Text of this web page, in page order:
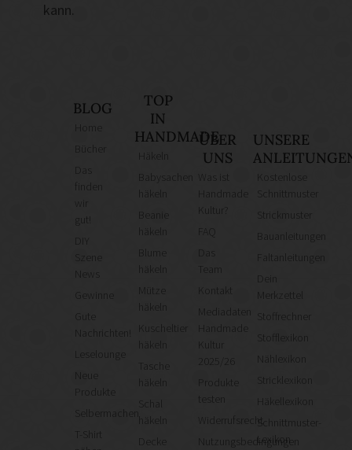
kann.
BLOG
finden
gut!
News
Gute
Nachrichten!
Leselounge
Neue
Produkte
Selbermachen
T-Shirt
TOP
IN
HANDMADE
häkeln
häkeln
Mütze
häkeln
Kuscheltier
häkeln
Tasche
häkeln
ÜBER
UNS
Was ist
Kultur?
Team
Kontakt
Mediadaten
Kultur
2025/26
Produkte
testen
Widerrufsrecht
Nutzungsbedingungen
UNSERE
Kostenlose
Schnittmuster
Strickmuster
Bauanleitungen
Faltanleitungen
Merkzettel
Stoffrechner
Stofflexikon
Nählexikon
Stricklexikon
Häkellexikon
Schnittmuster-
Lexikon